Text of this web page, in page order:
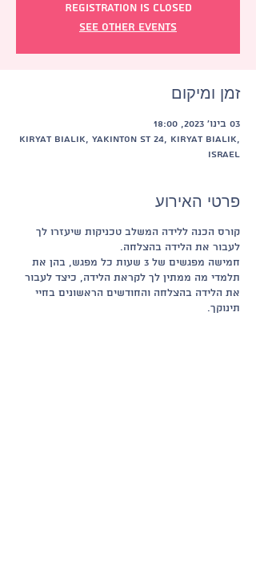
Registration is Closed
See other events
זמן ומיקום
03 בינו׳ 2023, 18:00
Kiryat Bialik, Yakinton St 24, Kiryat Bialik,
Israel
פרטי האירוע
קורס הכנה ללידה המשלב טכניקות שיעזרו לך
לעבור את הלידה בהצלחה.
חמישה מפגשים של 3 שעות כל מפגש, בהן את
תלמדי מה ממתין לך לקראת הלידה, כיצד לעבור
את הלידה בהצלחה והחודשים הראשונים בחיי
תינוקך.